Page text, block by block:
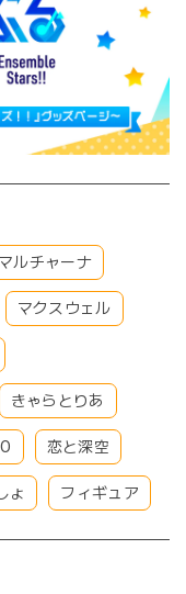
マルチャーナ
マクスウェル
きゃらとりあ
恋と深空
ょ フィギュア